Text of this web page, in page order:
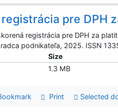
pre DPH
registrácia pre DPH za
podnikateľa, 2025. ISSN
Size
1.3 MB
Print Selected